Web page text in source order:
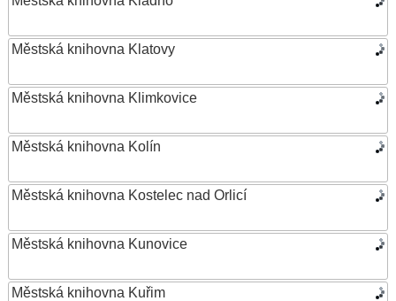
Městská knihovna Klatovy
Městská knihovna Klimkovice
Městská knihovna Kolín
Městská knihovna Kostelec nad Orlicí
Městská knihovna Kunovice
Městská knihovna Kuřim